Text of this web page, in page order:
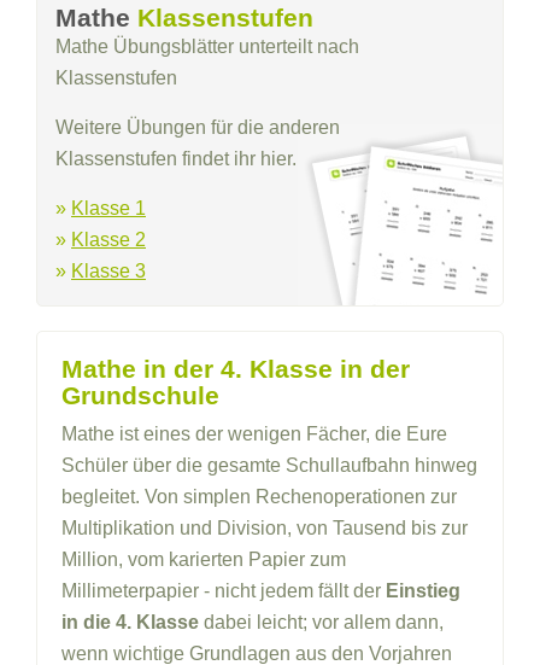
Mathe Klassenstufen
Mathe Übungsblätter unterteilt nach
Klassenstufen
Weitere Übungen für die anderen
Klassenstufen findet ihr hier.
» Klasse 1
» Klasse 2
» Klasse 3
Mathe in der 4. Klasse in der
Grundschule
Mathe ist eines der wenigen Fächer, die Eure
Schüler über die gesamte Schullaufbahn hinweg
begleitet. Von simplen Rechenoperationen zur
Multiplikation und Division, von Tausend bis zur
Million, vom karierten Papier zum
Millimeterpapier - nicht jedem fällt der Einstieg
in die 4. Klasse dabei leicht; vor allem dann,
wenn wichtige Grundlagen aus den Vorjahren